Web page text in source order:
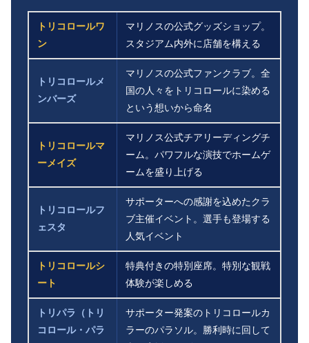
トリコロールワ
ン
マリノスの公式グッズショップ。
スタジアム内外に店舗を構える
トリコロールメ
ンバーズ
マリノスの公式ファンクラブ。全
国の人々をトリコロールに染める
という想いから命名
トリコロールマ
ーメイズ
マリノス公式チアリーディングチ
ーム。パワフルな演技でホームゲ
ームを盛り上げる
トリコロールフ
ェスタ
サポーターへの感謝を込めたクラ
ブ主催イベント。選手も登場する
人気イベント
トリコロールシ
ート
特典付きの特別座席。特別な観戦
体験が楽しめる
トリパラ（トリ
コロール・パラ
サポーター発案のトリコロールカ
ラーのパラソル。勝利時に回して